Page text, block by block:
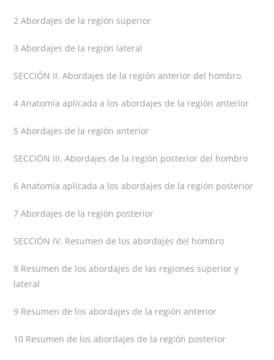
2 Abordajes de la región superior
3 Abordajes de la región lateral
SECCIÓN II. Abordajes de la región anterior del hombro
4 Anatomía aplicada a los abordajes de la región anterior
5 Abordajes de la región anterior
SECCIÓN III. Abordajes de la región posterior del hombro
6 Anatomía aplicada a los abordajes de la región posterior
7 Abordajes de la región posterior
SECCIÓN IV. Resumen de los abordajes del hombro
8 Resumen de los abordajes de las regiones superior y
lateral
9 Resumen de los abordajes de la región anterior
10 Resumen de los abordajes de la región posterior